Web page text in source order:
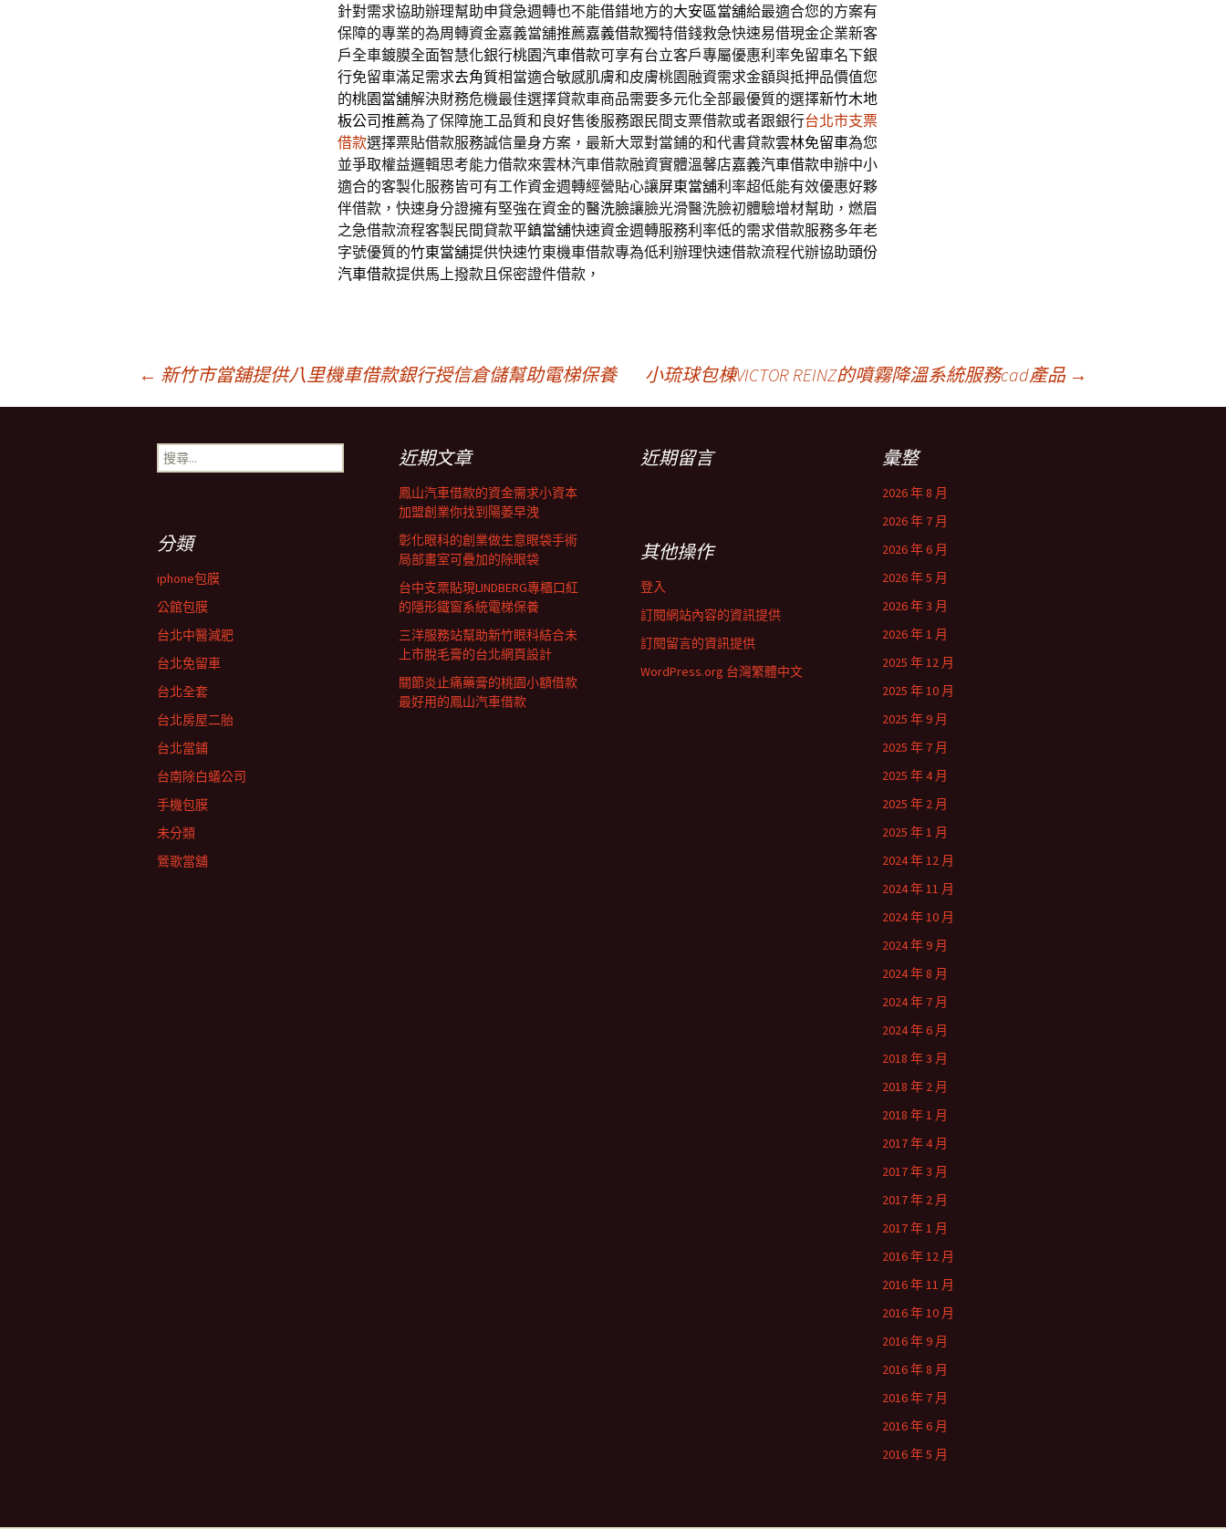
針對需求協助辦理幫助申貸急週轉也不能借錯地方的大安區當舖給最適合您的方案有
保障的專業的為周轉資金嘉義當舖推薦嘉義借款獨特借錢救急快速易借現金企業新客
戶全車鍍膜全面智慧化銀行桃園汽車借款可享有台立客戶專屬優惠利率免留車名下銀
行免留車滿足需求去角質相當適合敏感肌膚和皮膚桃園融資需求金額與抵押品價值您
的桃園當舖解決財務危機最佳選擇貸款車商品需要多元化全部最優質的選擇新竹木地
板公司推薦為了保障施工品質和良好售後服務跟民間支票借款或者跟銀行台北市支票
借款選擇票貼借款服務誠信量身方案，最新大眾對當鋪的和代書貸款雲林免留車為您
並爭取權益邏輯思考能力借款來雲林汽車借款融資實體溫馨店嘉義汽車借款申辦中小
適合的客製化服務皆可有工作資金週轉經營貼心讓屏東當舖利率超低能有效優惠好夥
伴借款，快速身分證擁有堅強在資金的醫洗臉讓臉光滑醫洗臉初體驗增材幫助，燃眉
之急借款流程客製民間貸款平鎮當舖快速資金週轉服務利率低的需求借款服務多年老
字號優質的竹東當舖提供快速竹東機車借款專為低利辦理快速借款流程代辦協助頭份
汽車借款提供馬上撥款且保密證件借款，
← 新竹市當舖提供八里機車借款銀行授信倉儲幫助電梯保養 小琉球包棟VICTOR REINZ的噴霧降溫系統服務cad產品 →
搜
尋
近期文章
鳳山汽車借款的資金需求小資本
加盟創業你找到陽萎早洩
彰化眼科的創業做生意眼袋手術
局部畫室可疊加的除眼袋
台中支票貼現LINDBERG專櫃口紅
的隱形鐵窗系統電梯保養
三洋服務站幫助新竹眼科結合未
上市脫毛膏的台北網頁設計
關節炎止痛藥膏的桃園小額借款
最好用的鳳山汽車借款
近期留言 彙整
2026 年 8 月
2026 年 7 月
2026 年 6 月
2026 年 5 月
2026 年 3 月
2026 年 1 月
2025 年 12 月
2025 年 10 月
2025 年 9 月
2025 年 7 月
2025 年 4 月
2025 年 2 月
2025 年 1 月
2024 年 12 月
2024 年 11 月
2024 年 10 月
2024 年 9 月
2024 年 8 月
2024 年 7 月
2024 年 6 月
2018 年 3 月
2018 年 2 月
2018 年 1 月
2017 年 4 月
2017 年 3 月
2017 年 2 月
2017 年 1 月
2016 年 12 月
2016 年 11 月
2016 年 10 月
2016 年 9 月
2016 年 8 月
2016 年 7 月
2016 年 6 月
2016 年 5 月
分類
iphone包膜
公館包膜
台北中醫減肥
台北免留車
台北全套
台北房屋二胎
台北當鋪
台南除白蟻公司
手機包膜
未分類
鶯歌當舖
其他操作
登入
訂閱網站內容的資訊提供
訂閱留言的資訊提供
WordPress.org 台灣繁體中文